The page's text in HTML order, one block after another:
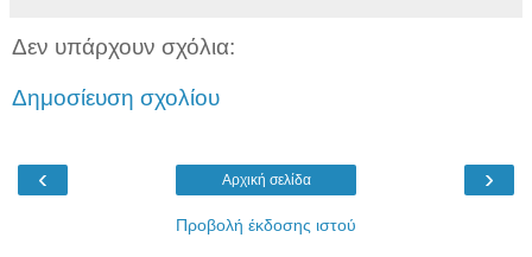
Δεν υπάρχουν σχόλια:
Δημοσίευση σχολίου
‹ ›
Αρχική σελίδα
Προβολή έκδοσης ιστού